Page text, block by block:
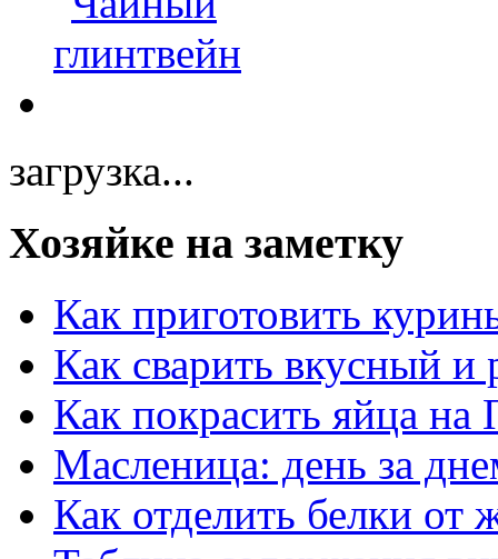
загрузка...
Хозяйке на заметку
Как приготовить
Как сварить вкусный и
Как покрасить яйца на
Масленица: день за
Как отделить белки от